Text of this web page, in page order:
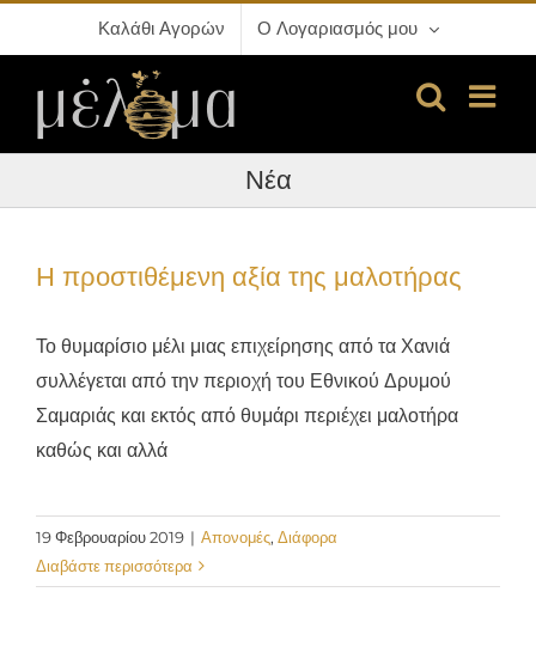
στο
περιεχόμενο
Καλάθι Αγορών Ο Λογαριασμός μου
Νέα
Η προστιθέμενη αξία της μαλοτήρας
Το θυμαρίσιο μέλι μιας επιχείρησης από τα Χανιά
συλλέγεται από την περιοχή του Εθνικού Δρυμού
Σαμαριάς και εκτός από θυμάρι περιέχει μαλοτήρα
καθώς και αλλά
19 Φεβρουαρίου 2019 | Απονομές, Διάφορα
Διαβάστε περισσότερα